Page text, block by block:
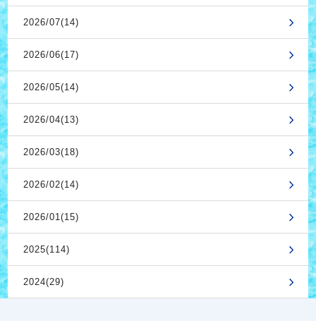
2026/07(14)
2026/06(17)
2026/05(14)
2026/04(13)
2026/03(18)
2026/02(14)
2026/01(15)
2025(114)
2024(29)